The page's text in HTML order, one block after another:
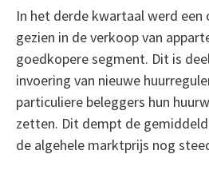
In het derde kwartaal werd een
gezien in de verkoop van
goedkopere segment. Dit is
invoering van nieuwe
particuliere beleggers hun
zetten. Dit dempt de
de algehele marktprijs nog